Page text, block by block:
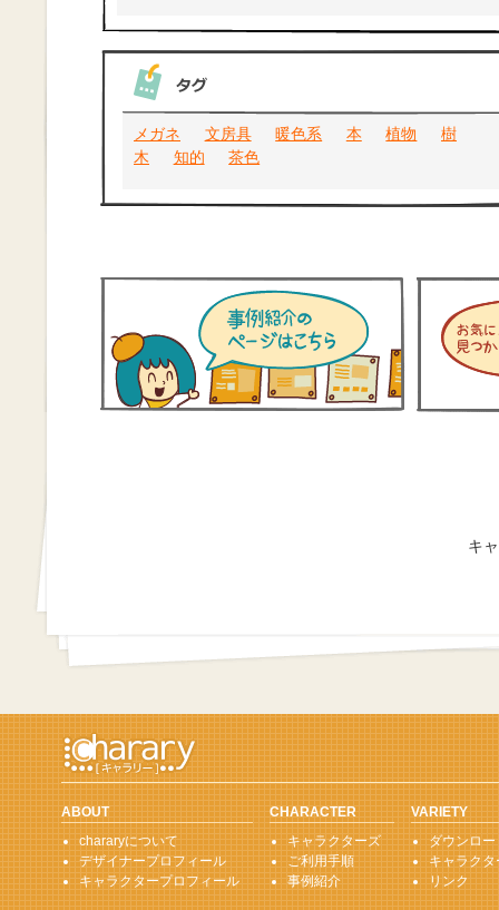
メガネ 文房具 暖色系 本 植物
樹
木
知的 茶色
キ
ABOUT
chararyについて
デザイナープロフィール
キャラクタープロフィール
CHARACTER
キャラクターズ
ご利用手順
事例紹介
VARIETY
ダウンロ
キャラク
リンク